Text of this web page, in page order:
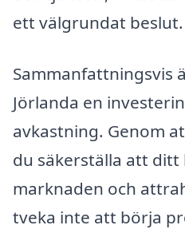
ett välgrundat beslut.
Sammanfattningsvis
Jörlanda en
avkastning. Genom
du säkerställa att ditt
marknaden och
tveka inte att börja